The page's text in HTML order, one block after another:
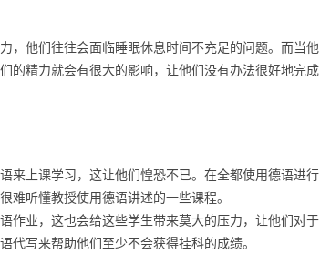
，他们往往会面临睡眠休息时间不充足的问题。而当他
的精力就会有很大的影响，让他们没有办法很好地完成
来上课学习，这让他们惶恐不已。在全都使用德语进行
难听懂教授使用德语讲述的一些课程。
作业，这也会给这些学生带来莫大的压力，让他们对于
写来帮助他们至少不会获得挂科的成绩。